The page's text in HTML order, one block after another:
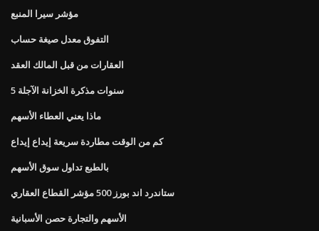
مؤشر سيرا المنبع
التفوق معدل صيغة حساب
العقارات من قبل المالك العقد
5 سنوات مذكرة الخزانة الآجلة
ماذا يعني العطاء الأسهم
كم من الوقت مطاردة سريعة إيداع إيداع
بالطبع تداول سوق الأسهم
ستاندرد اند بورز 500 مؤشر القطاع العقاري
الأسهم والتجارة حصن الأسبانية